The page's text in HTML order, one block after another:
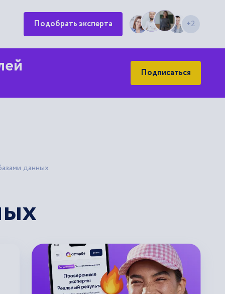
Подобрать эксперта +2
Подписаться
данных